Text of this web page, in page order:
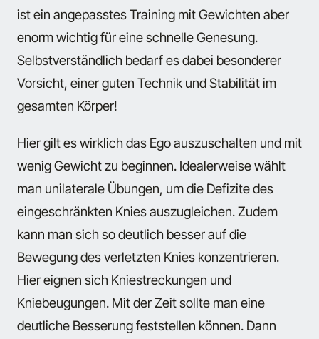
ist ein angepasstes Training mit Gewichten aber
enorm wichtig für eine schnelle Genesung.
Selbstverständlich bedarf es dabei besonderer
Vorsicht, einer guten Technik und Stabilität im
gesamten Körper!
Hier gilt es wirklich das Ego auszuschalten und mit
wenig Gewicht zu beginnen. Idealerweise wählt
man unilaterale Übungen, um die Defizite des
eingeschränkten Knies auszugleichen. Zudem
kann man sich so deutlich besser auf die
Bewegung des verletzten Knies konzentrieren.
Hier eignen sich Kniestreckungen und
Kniebeugungen. Mit der Zeit sollte man eine
deutliche Besserung feststellen können. Dann